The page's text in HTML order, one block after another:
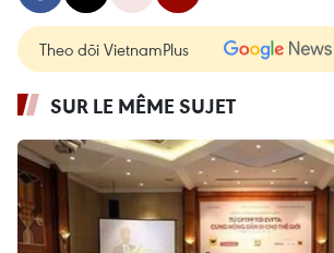
Theo dõi VietnamPlus
SUR LE MÊME SUJET